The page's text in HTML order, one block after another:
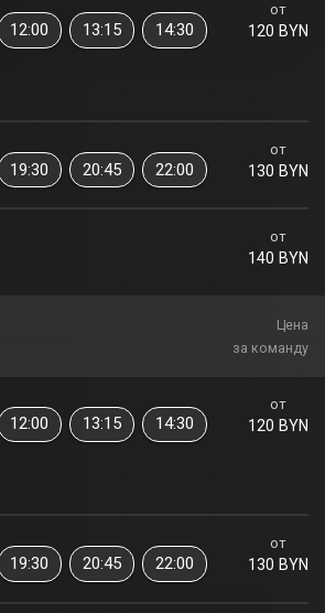
от
120 BYN
12:00 13:15 14:30
от
130 BYN
19:30 20:45 22:00
от
140 BYN
Цена
за команду
от
120 BYN
12:00 13:15 14:30
от
130 BYN
19:30 20:45 22:00